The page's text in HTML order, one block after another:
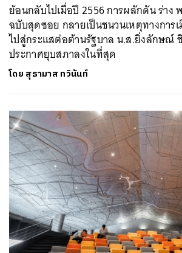
ย้อนกลับไปเมื่อปี 2556 การผลักดัน ร่าง
ฉบับสุดซอย กลายเป็นชนวนเหตุทางการ
ไปสู่กระแสต่อต้านรัฐบาล น.ส.ยิ่งลักษณ์
ประกาศยุบสภาลงในที่สุด
โดย สุธามาส ทวินันท์